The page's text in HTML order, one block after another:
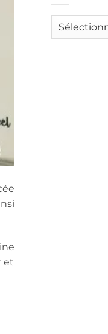
et
3€
boisson
Archives